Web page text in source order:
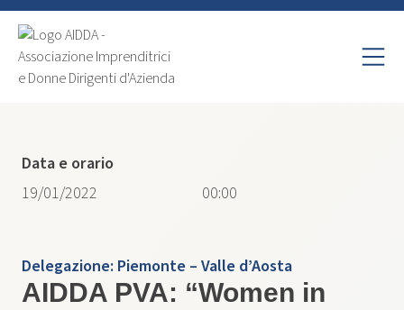
Delegazione: Piemonte – Valle d’Aosta
AIDDA PVA: “Women in
Data e orario
19/01/2022
00:00